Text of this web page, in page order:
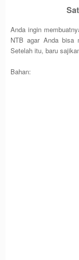
Anda ingin
NTB agar Anda bisa
Setelah itu, baru
Bahan: